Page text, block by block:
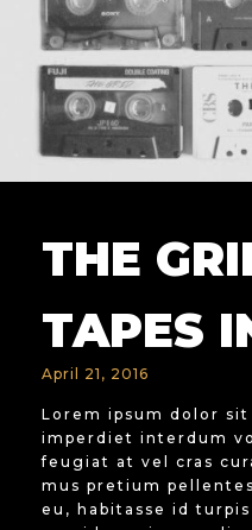
THE
TAPES
April 21, 2016
Lorem ipsum dolor
imperdiet interdum
feugiat at vel cras
mus pretium
eu, habitasse id